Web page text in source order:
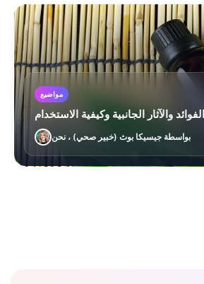
مواضيع
والآثار الجانبية وكيفية الاستخدام
بواسطة جيسيكا بوث (خبير صحي) ، نحن